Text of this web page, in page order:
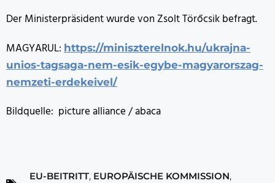
Der Ministerpräsident wurde von Zsolt Törőcsik befragt.
MAGYARUL: https://miniszterelnok.hu/ukrajna-
unios-tagsaga-nem-esik-egybe-magyarorszag-
nemzeti-erdekeivel/
Bildquelle: picture alliance / abaca
EU-BEITRITT, EUROPÄISCHE KOMMISSION,